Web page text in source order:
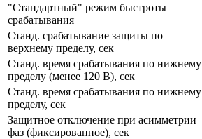
"Стандартный" режим быстроты
срабатывания
Станд. срабатывание защиты по
верхнему пределу, сек
Станд. время срабатывания по нижнему
пределу (менее 120 В), сек
Станд. время срабатывания по нижнему
пределу, сек
Защитное отключение при асимметрии
фаз (фиксированное), сек